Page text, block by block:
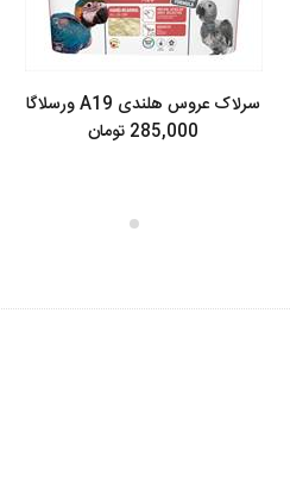
سرلاک عروس هلندی A19 ورسلاگا
285,000 تومان